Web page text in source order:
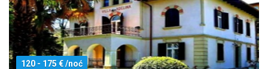
120 - 175 € /noć